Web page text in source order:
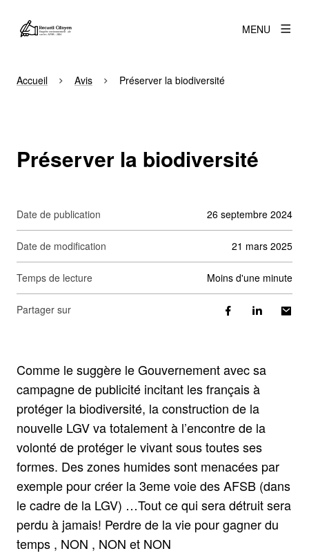
MENU
Accueil Avis Préserver la biodiversité
Préserver la biodiversité
Date de publication 26 septembre 2024
Date de modification 21 mars 2025
Temps de lecture moins d'une minute
Partager sur
Comme le suggère le Gouvernement avec sa
campagne de publicité incitant les français à
protéger la biodiversité, la construction de la
nouvelle LGV va totalement à l’encontre de la
volonté de protéger le vivant sous toutes ses
formes. Des zones humides sont menacées par
exemple pour créer la 3eme voie des AFSB (dans
le cadre de la LGV) …Tout ce qui sera détruit sera
perdu à jamais! Perdre de la vie pour gagner du
temps , NON , NON et NON